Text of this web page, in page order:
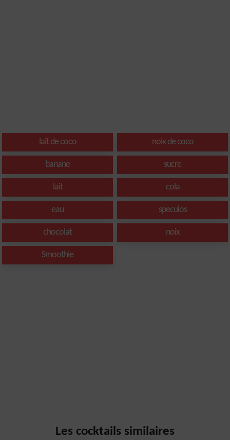
lait de coco noix de coco
banane sucre
lait cola
eau speculos
chocolat noix
Smoothie
Les cocktails similaires